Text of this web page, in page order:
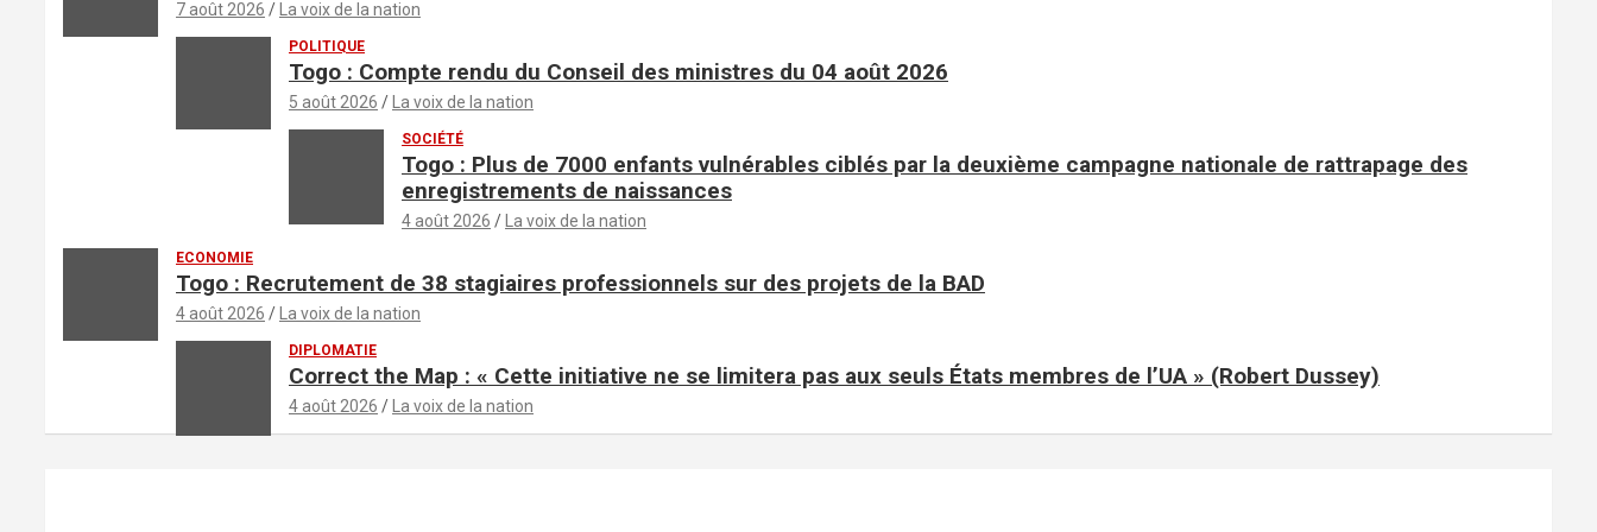
7 août 2026 La voix de la nation
POLITIQUE
Togo : Compte rendu du Conseil des ministres du 04 août 2026
5 août 2026 La voix de la nation
SOCIÉTÉ
Togo : Plus de 7000 enfants vulnérables ciblés par la deuxième campagne nationale de rattrapage des
enregistrements de naissances
4 août 2026 La voix de la nation
ECONOMIE
Togo : Recrutement de 38 stagiaires professionnels sur des projets de la BAD
4 août 2026 La voix de la nation
DIPLOMATIE
Correct the Map : « Cette initiative ne se limitera pas aux seuls États membres de l’UA » (Robert Dussey)
4 août 2026 La voix de la nation